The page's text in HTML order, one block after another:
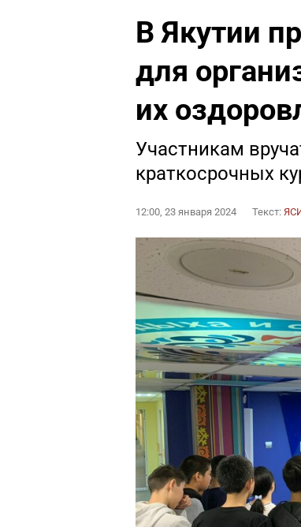
В Якутии
для
их
Участникам
краткосрочных
12:00, 23 января 2024 Текст: